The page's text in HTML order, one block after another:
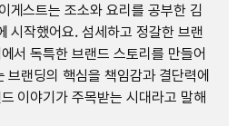
게스트는 조소와 요리를 공부한 김
시작했어요. 섬세하고 정갈한 브랜
서 독특한 브랜드 스토리를 만들어
브랜딩의 핵심을 책임감과 결단력에
이야기가 주목받는 시대라고 말해